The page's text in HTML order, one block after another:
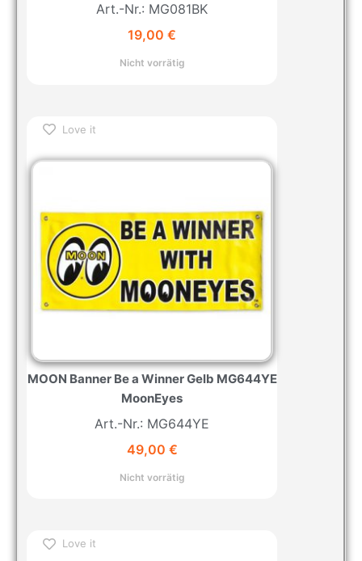
Art.-Nr.: MG081BK
19,00 €
Nicht vorrätig
Love it
MOON Banner Be a Winner Gelb MG644YE
MoonEyes
Art.-Nr.: MG644YE
49,00 €
Nicht vorrätig
Love it